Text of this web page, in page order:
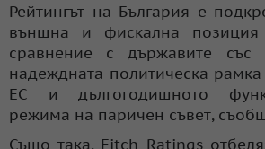
Рейтингът на България е
външна и фискална
сравнение с държавите със
надеждната политическа
ЕС и дългогодишното
режима на паричен съвет,
Също така, Fitch Ratings